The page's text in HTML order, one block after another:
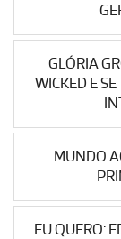
GLÓRIA
WICKED E
MUNDO
EU QUERO: